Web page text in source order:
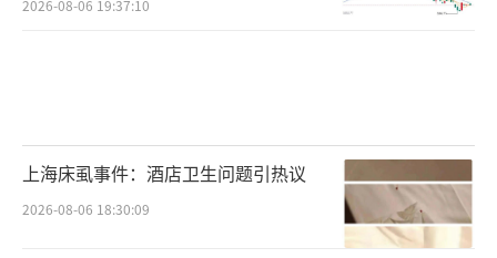
2026-08-06 19:37:10
上海床虱事件：酒店卫生问题引热议
2026-08-06 18:30:09